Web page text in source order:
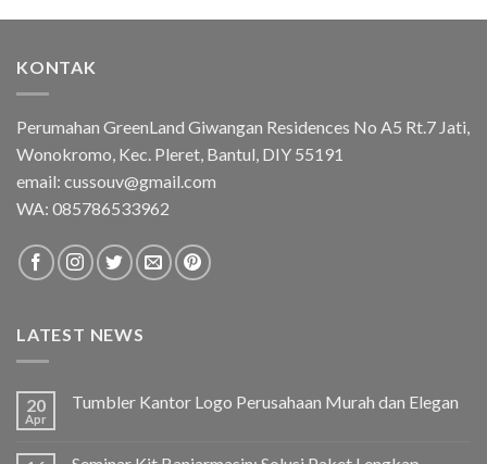
KONTAK
Perumahan GreenLand Giwangan Residences No A5 Rt.7 Jati,
Wonokromo, Kec. Pleret, Bantul, DIY 55191
email: cussouv@gmail.com
WA: 085786533962
LATEST NEWS
20
Apr
Tumbler Kantor Logo Perusahaan Murah dan Elegan